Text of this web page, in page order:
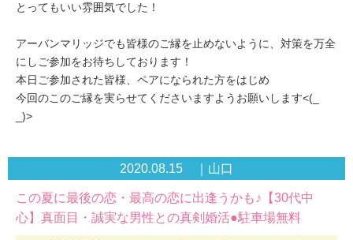
とってもいい雰囲気でした！
アーバンマリッジでも皆様のご縁を止めないように、対策を万全
にしご参加をお待ちしております！
本日ご参加された皆様、ペアになられた方をはじめ
今回のこのご縁を実らせてくださいますようお願いします<(_
_)>
2020.08.15 ｜山口
この夏に最後の恋・最高の恋に出逢うかも♪【30代中
心】真面目・誠実な男性との真剣婚活●駐車場無料